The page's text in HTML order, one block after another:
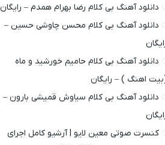
دانلود آهنگ بی کلام رضا بهرام همدم – رایگان
دانلود آهنگ بی کلام محسن چاوشی حسین –
دانلود آهنگ بی کلام حامیم خورشید و ماه
اهنگ ) – رایگان
دانلود آهنگ بی کلام سیاوش قمیشی بارون –
کنسرت صوتی معین لایو | آرشیو کامل اجرای